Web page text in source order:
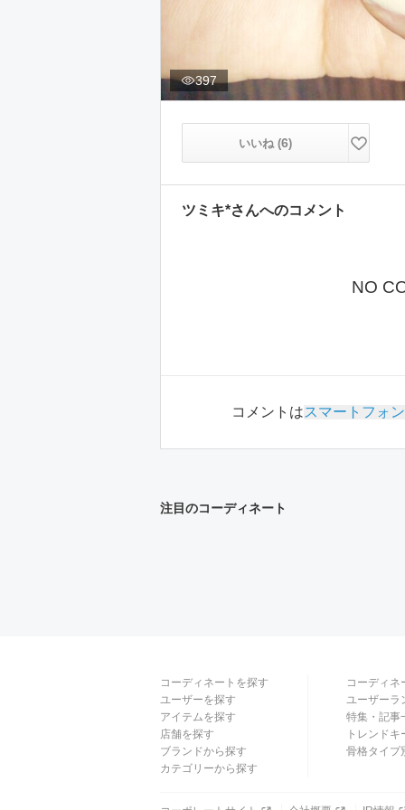
397
いいね (6)
ツミキ*さんへのコメント
NO
コメントはスマートフォ
注目のコーディネート
コーディネートを探す
ユーザーを探す
アイテムを探す
店舗を探す
ブランドから探す
カテゴリーから探す
コーディネ
ユーザーラ
特集・記事
トレンドキ
骨格タイプ